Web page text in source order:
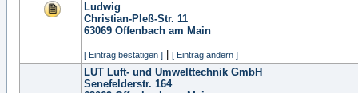
Ludwig
Christian-Pleß-Str. 11
63069 Offenbach am Main
[ Eintrag bestätigen ] [ Eintrag ändern ]
LUT Luft- und Umwelttechnik GmbH
Senefelderstr. 164